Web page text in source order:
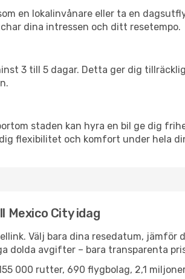
en lokalinvånare eller ta en
dina intressen och ditt resetempo.
3 till 5 dagar. Detta ger dig
staden kan hyra en bil ge dig
flexibilitet och komfort under hela
Mexico City idag
Välj bara dina resedatum,
dolda avgifter – bara transparenta
000 rutter, 690 flygbolag, 2,1